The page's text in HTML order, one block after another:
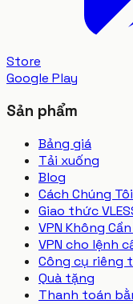
Store
Google Play
Sản phẩm
Bảng giá
Tải xuống
Blog
Cách Chúng
Giao thức
VPN Không
VPN cho lệnh
Công cụ riêng
Quà tặng
Thanh toán